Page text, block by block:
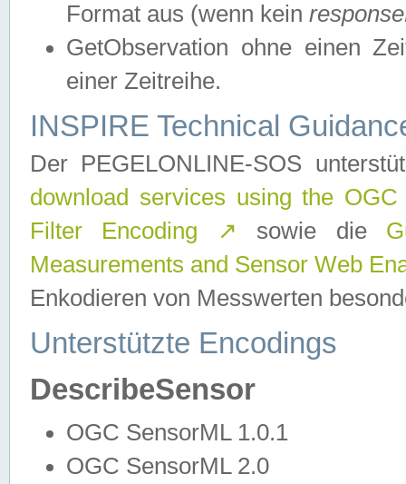
Format aus (wenn kein
GetObservation ohne einen
einer Zeitreihe.
INSPIRE Technical
Der PEGELONLINE-SOS
download services using the
Filter Encoding
↗ sowie die
Measurements and Sensor Web
Enkodieren von Messwerten
Unterstützte Encodings
DescribeSensor
OGC SensorML 1.0.1
OGC SensorML 2.0